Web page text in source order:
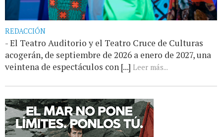
REDACCIÓN
- El Teatro Auditorio y el Teatro Cruce de Culturas
acogerán, de septiembre de 2026 a enero de 2027, una
veintena de espectáculos con [...] Leer más...